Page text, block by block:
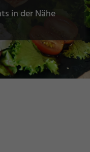
in der Nähe